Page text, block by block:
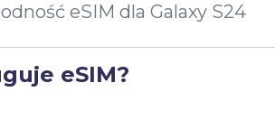
eSIM dla Galaxy S24
eSIM?